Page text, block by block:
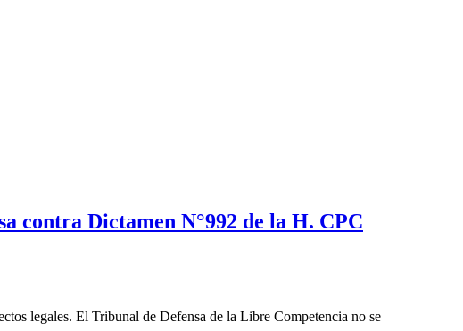
contra Dictamen N°992 de la H. CPC
legales. El Tribunal de Defensa de la Libre Competencia no se